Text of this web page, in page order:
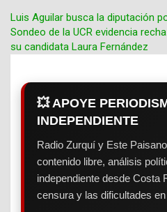
Navegación
entradas
Luis Aguilar busca la diputación
Sondeo de la UCR evidencia
su candidata Laura Fernández
💥 APOYE
INDEPENDIENTE
Radio Zurquí y Este
contenido libre, análisis
independiente desde Costa
censura y las dificultades